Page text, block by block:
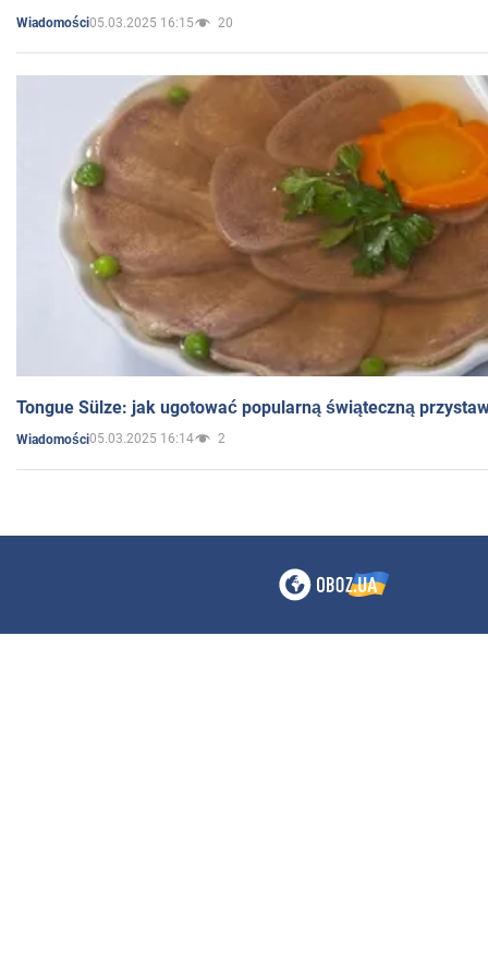
Wiadomości05.03.2025 16:15 20
Tongue Sülze: jak ugotować popularną świąteczną
Wiadomości05.03.2025 16:14 2